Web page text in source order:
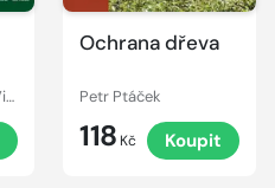
Eloy Fernández, Iva Viehmannová
Ochrana dřeva
Petr Ptáček
118 Kč Koupit